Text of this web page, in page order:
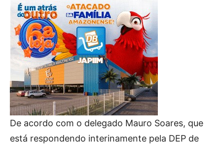
De acordo com o delegado Mauro Soares, que
está respondendo interinamente pela DEP de